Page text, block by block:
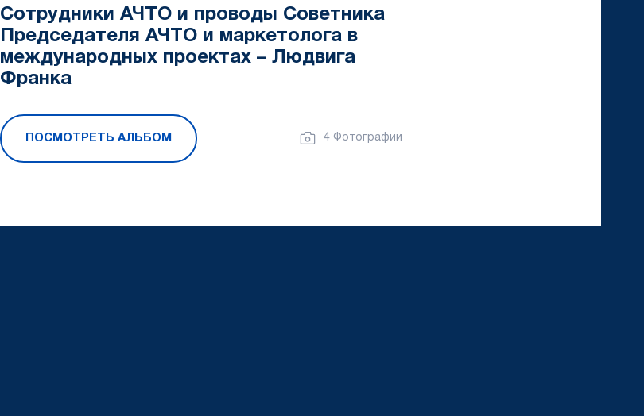
Сотрудники АЧТО и проводы Советника
Председателя АЧТО и маркетолога в
международных проектах – Людвига
Франка
ПОСМОТРЕТЬ АЛЬБОМ 4 Фотографии